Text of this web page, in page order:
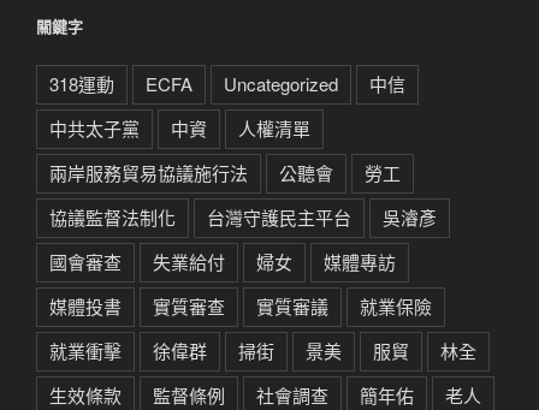
關鍵字
318運動 ECFA Uncategorized
中信
中共太子黨
中資
人權清單
兩岸服務貿易協議施行法
公聽會
勞工
協議監督法制化
台灣守護民主平台
吳濬彥
國會審查
失業給付 婦女
媒體專訪
媒體投書
實質審查 實質審議
就業保險
就業衝擊
徐偉群 掃街 景美 服貿
林全
生效條款
監督條例 社會調查 簡年佑
老人